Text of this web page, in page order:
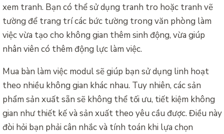
xem tranh. Bạn có thể sử dụng tranh tro hoặc tranh vẽ
tường để trang trí các bức tường trong văn phòng làm
việc vừa tạo cho không gian thêm sinh động, vừa giúp
nhân viên có thêm động lực làm việc.
Mua bàn làm việc modul sẽ giúp bạn sử dụng linh hoạt
theo nhiều không gian khác nhau. Tuy nhiên, các sản
phẩm sản xuất sẵn sẽ không thể tối ưu, tiết kiệm không
gian như thiết kế và sản xuất theo yêu cầu được. Điều này
đòi hỏi bạn phải cân nhắc và tính toán khi lựa chọn